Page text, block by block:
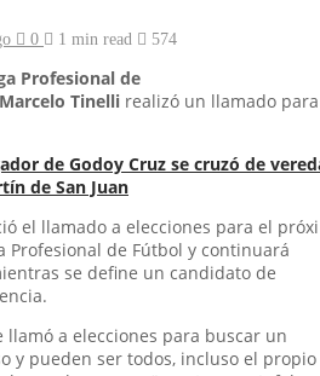
0 1 min read 574
Profesional de
Marcelo Tinelli realizó un llamado para
de Godoy Cruz se cruzó de
de San Juan
el llamado a elecciones para el
Profesional de Fútbol y continuará
se define un candidato de
llamó a elecciones para buscar un
y pueden ser todos, incluso el propio